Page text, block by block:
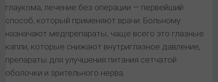
глаукома, лечение без операции — первейший
способ, который применяют врачи. Больному
назначают медпрепараты, чаще всего это глазные
капли, которые снижают внутриглазное давление,
препараты для улучшения питания сетчатой
оболочки и зрительного нерва.